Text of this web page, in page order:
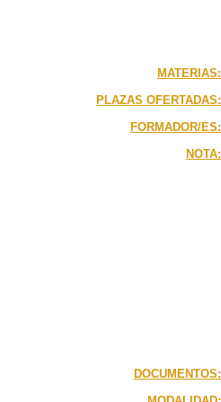
MATERIAS:
PLAZAS OFERTADAS:
FORMADOR/ES:
NOTA:
DOCUMENTOS: